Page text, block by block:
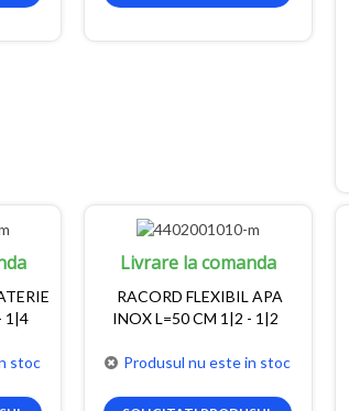
1|4
stoc
Livrare la comanda
RACORD FLEXIBIL APA
INOX L=50 CM 1|2 - 1|2
Produsul nu este in stoc